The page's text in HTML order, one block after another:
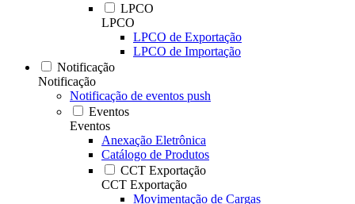
LPCO
LPCO
LPCO de Exportação
LPCO de Importação
Notificação
Notificação
Notificação de eventos push
Eventos
Eventos
Anexação Eletrônica
Catálogo de Produtos
CCT Exportação
CCT Exportação
Movimentação de Cargas